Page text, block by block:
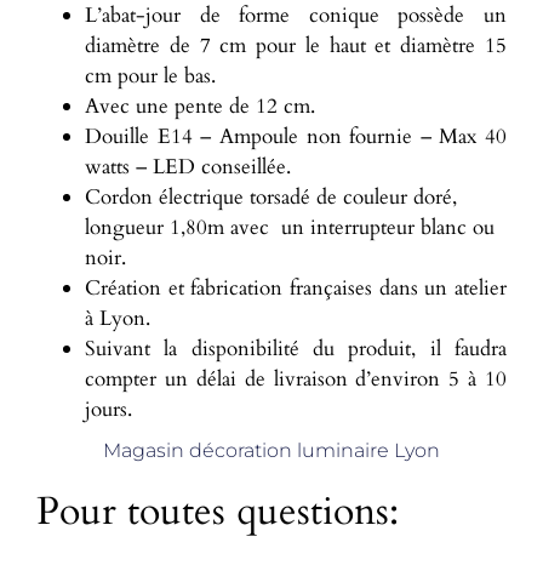
L’abat-jour de forme conique possède un
diamètre de 7 cm pour le haut et diamètre 15
cm pour le bas.
Avec une pente de 12 cm.
Douille E14 – Ampoule non fournie – Max 40
watts – LED conseillée.
Cordon électrique torsadé de couleur doré,
longueur 1,80m avec un interrupteur blanc ou
noir.
Création et fabrication françaises dans un atelier
à Lyon.
Suivant la disponibilité du produit, il faudra
compter un délai de livraison d’environ 5 à 10
jours.
Magasin décoration luminaire Lyon
Pour toutes questions: